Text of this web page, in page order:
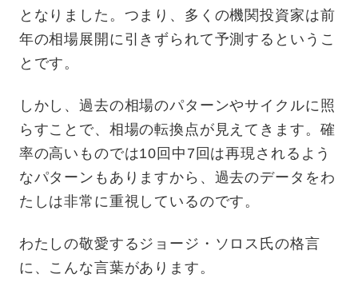
となりました。つまり、多くの機関投資家は前
年の相場展開に引きずられて予測するというこ
とです。
しかし、過去の相場のパターンやサイクルに照
らすことで、相場の転換点が見えてきます。確
率の高いものでは10回中7回は再現されるよう
なパターンもありますから、過去のデータをわ
たしは非常に重視しているのです。
わたしの敬愛するジョージ・ソロス氏の格言
に、こんな言葉があります。